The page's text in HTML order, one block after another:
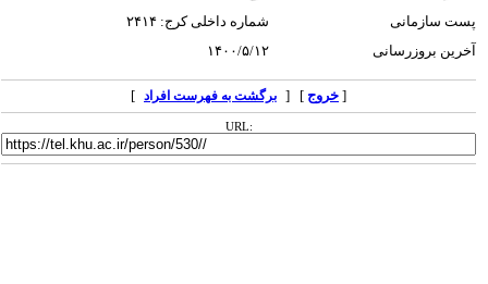
پست سازمانی
شماره داخلی کرج: ۲۴۱۴
آخرین بروزرسانی
۱۴۰۰/۵/۱۲
خروج] [ برگشت به فهرست افراد ]
URL: